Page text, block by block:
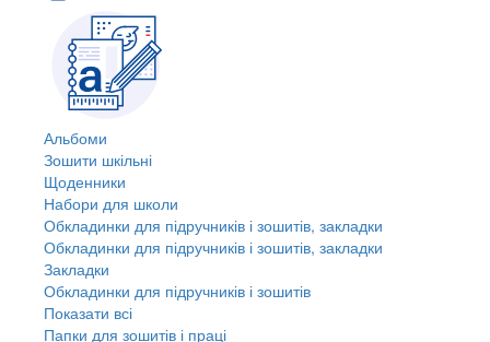
Альбоми
Зошити шкільні
Щоденники
Набори для школи
Обкладинки для підручників і зошитів, закладки
Обкладинки для підручників і зошитів, закладки
Закладки
Обкладинки для підручників і зошитів
Показати всі
Папки для зошитів і праці